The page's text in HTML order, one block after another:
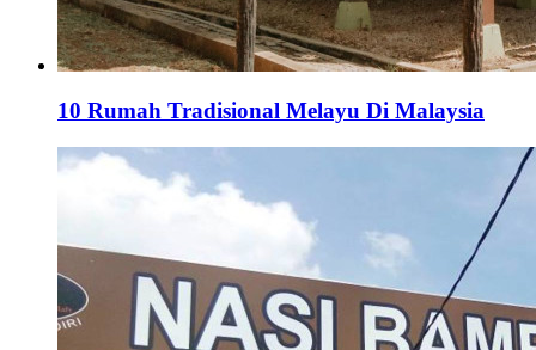
10 Rumah Tradisional Melayu Di Malaysia